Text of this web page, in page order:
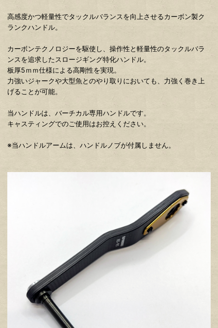
高感度かつ軽量性でタックルバランスを向上させるカーボン製ク
ランクハンドル。
カーボンテクノロジーを駆使し、操作性と軽量性のタックルバラ
ンスを追求したスロージギング特化ハンドル。
板厚5ｍｍ仕様による高剛性を実現。
力強いジャークや大型魚とのやり取りにおいても、力強く巻き上
げることが可能。
当ハンドルは、バーチカル専用ハンドルです。
キャスティングでのご使用はお控えください。
※当ハンドルアームは、ハンドルノブが付属しません。